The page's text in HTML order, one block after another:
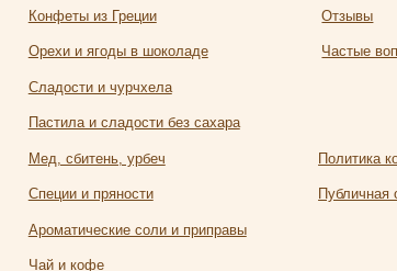
сайта:
Полина
Лесневская
соли и приправы
и кофе
чай и травы